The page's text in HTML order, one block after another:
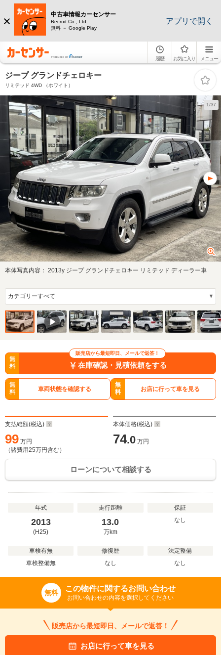
中古車情報カーセンサー
Recruit Co., Ltd.
無料 － Google Play
アプリで開く
履歴 お気に入り メニュー
ジープ グランドチェロキー
リミテッド 4WD （ホワイト）
1/37
本体写真内容： 2013y ジープ グランドチェロキー リミテッド ディーラー車
販売店から最短即日、メールで返答！
無
料
在庫確認・見積依頼をする
無
料
車両状態を確認する
無
料
お店に行って車を見る
支払総額(税込)
99 万円
（諸費用25万円含む）
本体価格(税込)
74.0 万円
ローンについて相談する
年式
2013
(H25)
走行距離
13.0
万km
保証
なし
車検有無
車検整備無
修復歴
なし
法定整備
なし
無料 この物件に関するお問い合わせ
お問い合わせの内容を選択してください
販売店から最短即日、メールで返答！
お店に行って車を見る